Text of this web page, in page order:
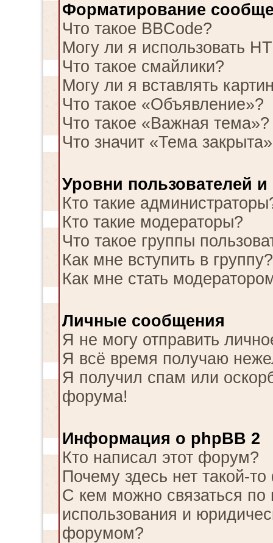
Форматирование
Что такое BBCode?
Могу ли я использовать
Что такое смайлики?
Могу ли я вставлять
Что такое «Объявление»?
Что такое «Важная тема»?
Что значит «Тема
Уровни пользователей и
Кто такие
Кто такие модераторы?
Что такое группы
Как мне вступить в группу?
Как мне стать
Личные сообщения
Я не могу отправить
Я всё время получаю
Я получил спам или
форума!
Информация о phpBB 2
Кто написал этот форум?
Почему здесь нет такой-
С кем можно связаться по
использования и
форумом?